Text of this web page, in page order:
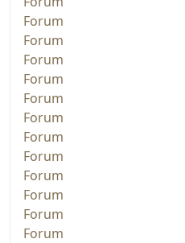
Forum
Forum
Forum
Forum
Forum
Forum
Forum
Forum
Forum
Forum
Forum
Forum